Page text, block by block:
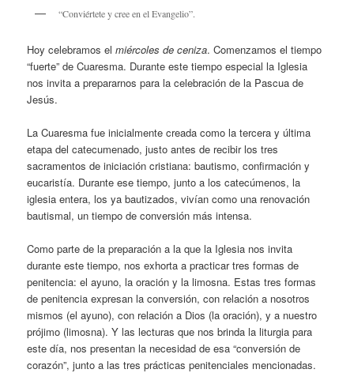
“Conviértete y cree en el Evangelio”.
Hoy celebramos elmiércoles de ceniza. Comenzamos el tiempo
“fuerte” de Cuaresma. Durante este tiempo especial la Iglesia
nos invita a prepararnos para la celebración de la Pascua de
Jesús.
La Cuaresma fue inicialmente creada como la tercera y última
etapa del catecumenado, justo antes de recibir los tres
sacramentos de iniciación cristiana: bautismo, confirmación y
eucaristía. Durante ese tiempo, junto a los catecúmenos, la
iglesia entera, los ya bautizados, vivían como una renovación
bautismal, un tiempo de conversión más intensa.
Como parte de la preparación a la que la Iglesia nos invita
durante este tiempo, nos exhorta a practicar tres formas de
penitencia: el ayuno, la oración y la limosna. Estas tres formas
de penitencia expresan la conversión, con relación a nosotros
mismos (el ayuno), con relación a Dios (la oración), y a nuestro
prójimo (limosna). Y las lecturas que nos brinda la liturgia para
este día, nos presentan la necesidad de esa “conversión de
corazón”, junto a las tres prácticas penitenciales mencionadas.